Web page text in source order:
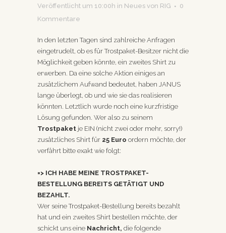
Veröffentlicht um 10:00h in Neues von RIG
0
Kommentare
In den letzten Tagen sind zahlreiche Anfragen
eingetrudelt, ob es für Trostpaket-Besitzer nicht die
Möglichkeit geben könnte, ein zweites Shirt zu
erwerben. Da eine solche Aktion einiges an
zusätzlichem Aufwand bedeutet, haben JANUS
lange überlegt, ob und wie sie das realisieren
könnten. Letztlich wurde noch eine kurzfristige
Lösung gefunden. Wer also zu seinem
Trostpaket je EIN (nicht zwei oder mehr, sorry!)
zusätzliches Shirt für 25 Euro ordern möchte, der
verfährt bitte exakt wie folgt:
=> ICH HABE MEINE TROSTPAKET-
BESTELLUNG BEREITS GETÄTIGT UND
BEZAHLT.
Wer seine Trostpaket-Bestellung bereits bezahlt
hat und ein zweites Shirt bestellen möchte, der
schickt uns eine Nachricht, die folgende